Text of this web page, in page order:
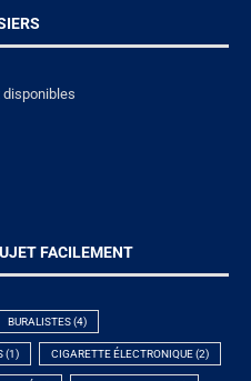
FACILEMENT
BURALISTES(4)
(1) CIGARETTE ÉLECTRONIQUE(2)